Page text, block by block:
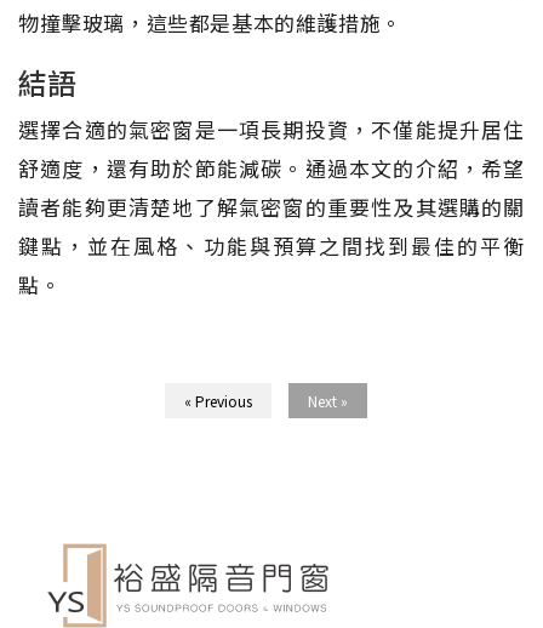
物撞擊玻璃，這些都是基本的維護措施。
結語
選擇合適的氣密窗是一項長期投資，不僅能提升居住
舒適度，還有助於節能減碳。通過本文的介紹，希望
讀者能夠更清楚地了解氣密窗的重要性及其選購的關
鍵點，並在風格、功能與預算之間找到最佳的平衡
點。
« Previous Next »